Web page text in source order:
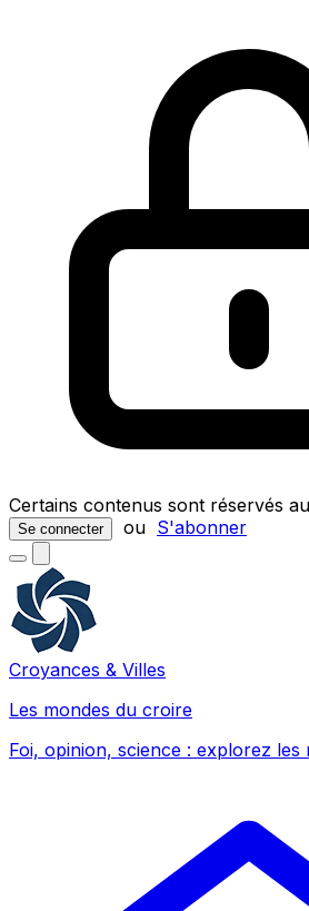
Certains contenus sont réservés
Se connecter ou S'abonner
Croyances & Villes
Les mondes du croire
Foi, opinion, science : explorez les